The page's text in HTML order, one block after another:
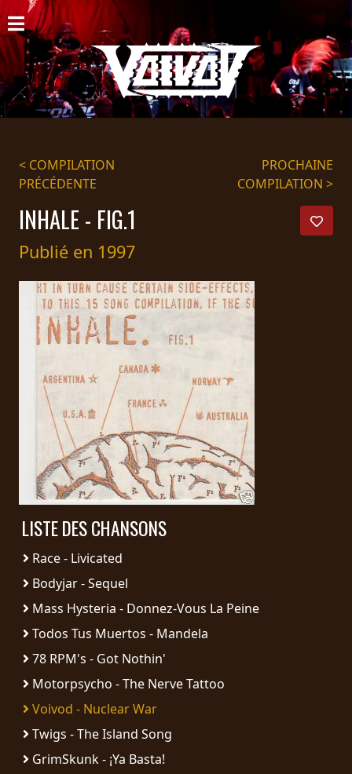
ACCUEIL
NOUVELLES
CONCERTS
DISCOGRAPHIE
GALERIE
BIO
PANIER
MAGASIN
DIFFUSION
PRESSE
PIGGY
CONTACT
CONNEXION
NOUS
SOMMES
CONNECTÉS
CONDITIONS
D'UTILISATION
POLITIQUE
DE
CONFIDENTIALITÉ
RETOURS
CREDITS
< COMPILATION
PRÉCÉDENTE
PROCHAINE
COMPILATION >
INHALE - FIG.1
Publié en 1997
LISTE DES CHANSONS
Race - Livicated
Bodyjar - Sequel
Mass Hysteria - Donnez-Vous La Peine
Todos Tus Muertos - Mandela
78 RPM's - Got Nothin'
Motorpsycho - The Nerve Tattoo
Voivod - Nuclear War
Twigs - The Island Song
GrimSkunk - ¡Ya Basta!